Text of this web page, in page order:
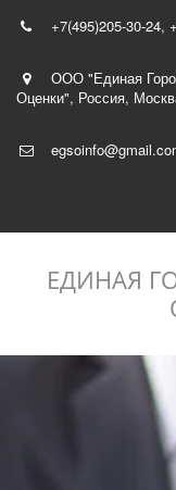
+7(495)205-30-24,
ООО "Единая
Оценки", Россия,
ЕДИНАЯ